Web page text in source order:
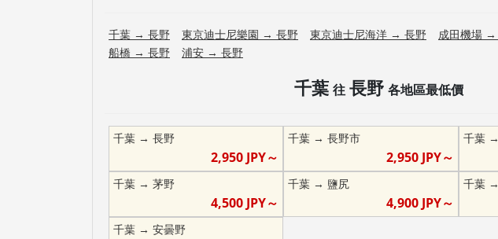
千葉 → 長野 東京迪士尼樂園 → 長野 東京迪士尼海洋 → 長野 成田機場 →
船橋 → 長野 浦安 → 長野
千葉 往 長野 各地區最低價
千葉 → 長野
2,950 JPY～
千葉 →長野市
2,950JPY～
千葉→
千葉 → 茅野
4,500 JPY～
千葉 → 鹽尻
4,900JPY～
千葉→
千葉 → 安曇野